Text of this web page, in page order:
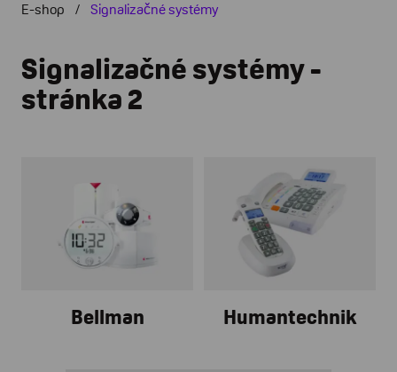
E-shop Signalizačné systémy
Signalizačné systémy -
stránka 2
Bellman Humantechnik